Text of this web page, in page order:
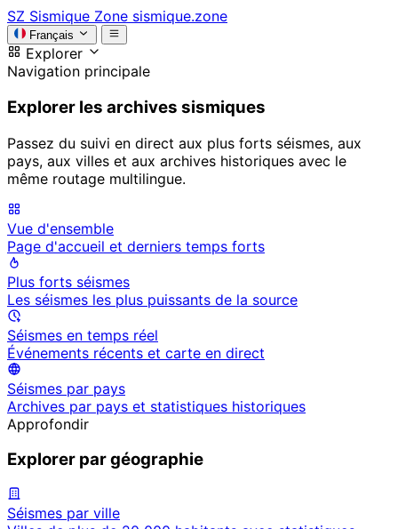
SZ Sismique Zone sismique.zone
Français
Explorer
Navigation principale
Explorer les archives sismiques
Passez du suivi en direct aux plus forts séismes, aux
pays, aux villes et aux archives historiques avec le
même routage multilingue.
Vue d'ensemble
Page d'accueil et derniers temps forts
Plus forts séismes
Les séismes les plus puissants de la source
Séismes en temps réel
Événements récents et carte en direct
Séismes par pays
Archives par pays et statistiques historiques
Approfondir
Explorer par géographie
Séismes par ville